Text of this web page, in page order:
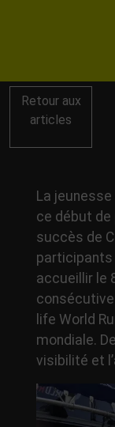
Retour aux
articles
La
ce début de
succès de
participants
accueillir le
life World
mondiale.
visibilité et